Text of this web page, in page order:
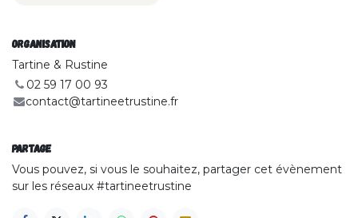
OrganisatION
Tartine & Rustine
02 59 17 00 93
contact@tartineetrustine.fr
Partage
Vous pouvez, si vous le souhaitez, partager cet évènement
sur les réseaux #tartineetrustine